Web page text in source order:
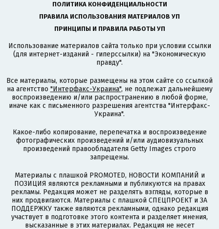
ПОЛИТИКА КОНФИДЕНЦИАЛЬНОСТИ
ПРАВИЛА ИСПОЛЬЗОВАНИЯ МАТЕРИАЛОВ УП
ПРИНЦИПЫ И ПРАВИЛА РАБОТЫ УП
Использование материалов сайта только при условии ссылки
(для интернет-изданий - гиперссылки) на "Экономическую
правду".
Все материалы, которые размещены на этом сайте со ссылкой
на агентство "Интерфакс-Украина", не подлежат дальнейшему
воспроизведению и/или распространению в любой форме,
иначе как с письменного разрешения агентства "Интерфакс-
Украина".
Какое-либо копирование, перепечатка и воспроизведение
фотографических произведений и/или аудиовизуальных
произведений правообладателя Getty Images строго
запрещены.
Материалы с плашкой PROMOTED, НОВОСТИ КОМПАНИЙ и
ПОЗИЦИЯ являются рекламными и публикуются на правах
рекламы. Редакция может не разделять взгляды, которые в
них продвигаются. Материалы с плашкой СПЕЦПРОЕКТ и ЗА
ПОДДЕРЖКУ также являются рекламными, однако редакция
участвует в подготовке этого контента и разделяет мнения,
высказанные в этих материалах. Редакция не несет